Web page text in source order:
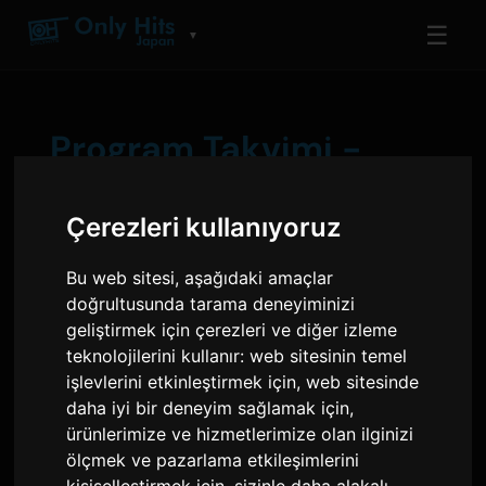
Çerezleri kullanıyoruz
Bu web sitesi, aşağıdaki amaçlar
doğrultusunda tarama deneyiminizi
geliştirmek için çerezleri ve diğer izleme
teknolojilerini kullanır:web sitesinin temel
işlevlerini etkinleştirmek için,web sitesinde
daha iyi bir deneyim sağlamak için,
ürünlerimize ve hizmetlerimize olan ilginizi
ölçmek ve pazarlama etkileşimlerini
▼ ☰
Program Takvimi -
Perşembe 6 Ağu
06:00 - 10:00
Vince
Vince